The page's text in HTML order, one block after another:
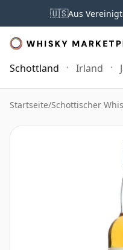
🇺🇸Aus
Schottland Irland
Startseite/Schottischer